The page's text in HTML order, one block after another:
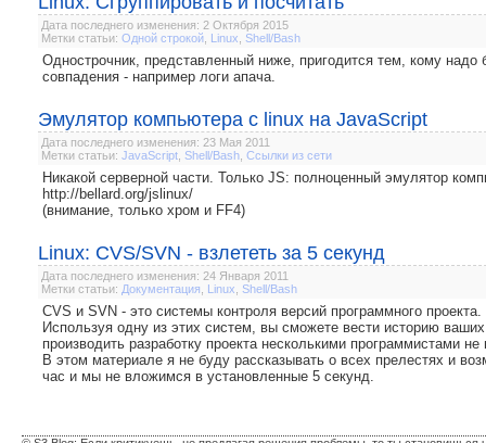
Дата последнего изменения: 2 Октября 2015
Метки статьи: Одной строкой Linux Shell/Bash
Однострочник, представленный ниже, пригодится тем, кому надо
совпадения - например логи апача.
Эмулятор компьютера с linux на JavaScript
Дата последнего изменения: 23 Мая 2011
Метки статьи: JavaScript Shell/Bash Ссылки из сети
Никакой серверной части. Только JS: полноценный эмулятор
http://bellard.org/jslinux/
(внимание, только хром и FF4)
Linux: CVS/SVN - взлететь за 5 секунд
Дата последнего изменения: 24 Января 2011
Метки статьи: Документация Linux Shell/Bash
CVS и SVN - это системы контроля версий программного проекта.
Используя одну из этих систем, вы сможете вести историю
производить разработку проекта несколькими программистами
В этом материале я не буду рассказывать о всех прелестях и
час и мы не вложимся в установленные 5 секунд.